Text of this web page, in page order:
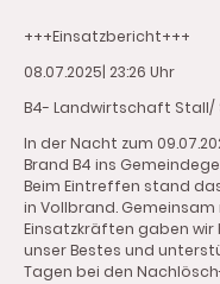
+++Einsatzbericht+++
08.07.2025| 23:26 Uhr
B4- Landwirtschaft Stall/
In der Nacht zum
Brand B4 ins
Beim Eintreffen stand
in Vollbrand.
Einsatzkräften gaben wir
unser Bestes und
Tagen bei den